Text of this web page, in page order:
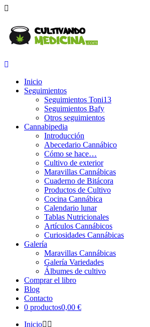
Inicio
Seguimientos
Seguimientos Toni13
Seguimientos Bafy
Otros seguimientos
Cannabipedia
Introducción
Abecedario Cannábico
Cómo se hace…
Cultivo de exterior
Maravillas Cannábicas
Cuaderno de Bitácora
Productos de Cultivo
Cocina Cannábica
Calendario lunar
Tablas Nutricionales
Artículos Cannábicos
Curiosidades Cannábicas
Galería
Maravillas Cannábicas
Galería Variedades
Álbumes de cultivo
Comprar el libro
Blog
Contacto
0 productos0,00 €
Inicio